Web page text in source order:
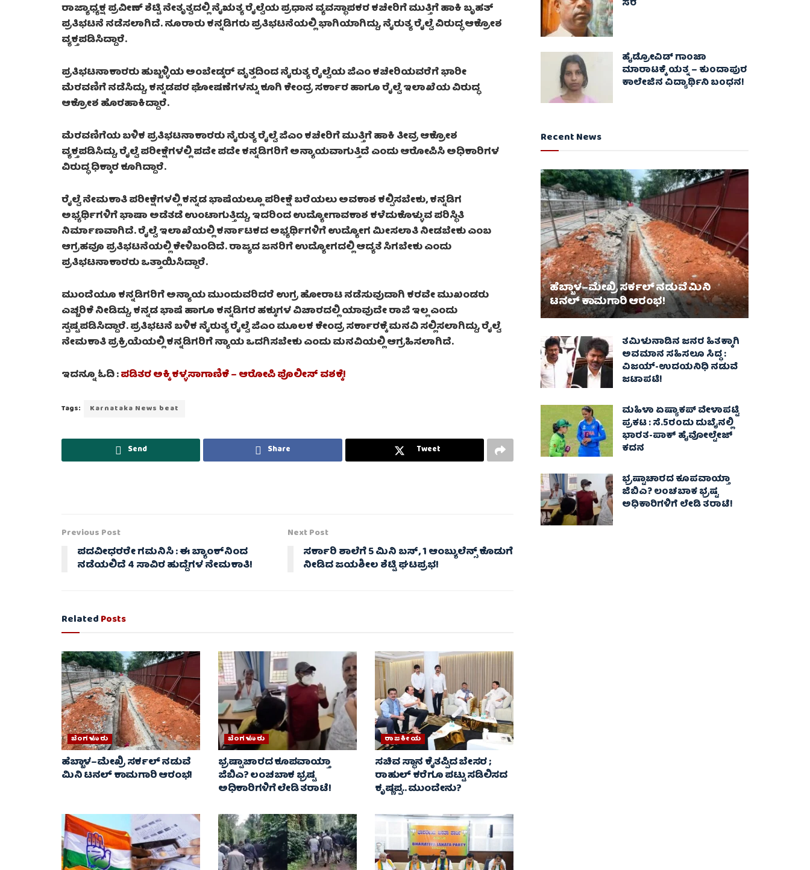
ರಾಜ್ಯಾಧ್ಯಕ್ಷ ಪ್ರವೀಣ್‌ ಶೆಟ್ಟಿ ನೇತೃತ್ವದಲ್ಲಿ ನೈಋತ್ಯ ರೈಲ್ವೆಯ ಪ್ರಧಾನ ವ್ಯವಸ್ಥಾಪಕರ ಕಚೇರಿಗೆ ಮುತ್ತಿಗೆ ಹಾಕಿ ಬೃಹತ್‌
ಪ್ರತಿಭಟನೆ ನಡೆಸಲಾಗಿದೆ. ನೂರಾರು ಕನ್ನಡಿಗರು ಪ್ರತಿಭಟನೆಯಲ್ಲಿ ಭಾಗಿಯಾಗಿದ್ದು, ನೈರುತ್ಯ ರೈಲ್ವೆ ವಿರುದ್ಧ ಆಕ್ರೋಶ
ವ್ಯಕ್ತಪಡಿಸಿದ್ದಾರೆ.
ಪ್ರತಿಭಟನಾಕಾರರು ಹುಬ್ಬಳ್ಳಿಯ ಅಂಬೇಡ್ಕರ್ ವೃತ್ತದಿಂದ ನೈರುತ್ಯ ರೈಲ್ವೆಯ ಜಿಎಂ ಕಚೇರಿಯವರೆಗೆ ಭಾರೀ
ಮೆರವಣಿಗೆ ನಡೆಸಿದ್ದು, ಕನ್ನಡಪರ ಘೋಷಣೆಗಳನ್ನು ಕೂಗಿ ಕೇಂದ್ರ ಸರ್ಕಾರ ಹಾಗೂ ರೈಲ್ವೆ ಇಲಾಖೆಯ ವಿರುದ್ಧ
ಆಕ್ರೋಶ ಹೊರಹಾಕಿದ್ದಾರೆ.
ಮೆರವಣಿಗೆಯ ಬಳಿಕ ಪ್ರತಿಭಟನಾಕಾರರು ನೈರುತ್ಯ ರೈಲ್ವೆ ಜಿಎಂ ಕಚೇರಿಗೆ ಮುತ್ತಿಗೆ ಹಾಕಿ ತೀವ್ರ ಆಕ್ರೋಶ
ವ್ಯಕ್ತಪಡಿಸಿದ್ದು, ರೈಲ್ವೆ ಪರೀಕ್ಷೆಗಳಲ್ಲಿ ಪದೇ ಪದೇ ಕನ್ನಡಿಗರಿಗೆ ಅನ್ಯಾಯವಾಗುತ್ತಿದೆ ಎಂದು ಆರೋಪಿಸಿ ಅಧಿಕಾರಿಗಳ
ವಿರುದ್ಧ ಧಿಕ್ಕಾರ ಕೂಗಿದ್ದಾರೆ.
ರೈಲ್ವೆ ನೇಮಕಾತಿ ಪರೀಕ್ಷೆಗಳಲ್ಲಿ ಕನ್ನಡ ಭಾಷೆಯಲ್ಲೂ ಪರೀಕ್ಷೆ ಬರೆಯಲು ಅವಕಾಶ ಕಲ್ಪಿಸಬೇಕು, ಕನ್ನಡಿಗ
ಅಭ್ಯರ್ಥಿಗಳಿಗೆ ಭಾಷಾ ಅಡೆತಡೆ ಉಂಟಾಗುತ್ತಿದ್ದು, ಇದರಿಂದ ಉದ್ಯೋಗಾವಕಾಶ ಕಳೆದುಕೊಳ್ಳುವ ಪರಿಸ್ಥಿತಿ
ನಿರ್ಮಾಣವಾಗಿದೆ. ರೈಲ್ವೆ ಇಲಾಖೆಯಲ್ಲಿ ಕರ್ನಾಟಕದ ಅಭ್ಯರ್ಥಿಗಳಿಗೆ ಉದ್ಯೋಗ ಮೀಸಲಾತಿ ನೀಡಬೇಕು ಎಂಬ
ಆಗ್ರಹವೂ ಪ್ರತಿಭಟನೆಯಲ್ಲಿ ಕೇಳಿಬಂದಿದೆ. ರಾಜ್ಯದ ಜನರಿಗೆ ಉದ್ಯೋಗದಲ್ಲಿ ಆದ್ಯತೆ ಸಿಗಬೇಕು ಎಂದು
ಪ್ರತಿಭಟನಾಕಾರರು ಒತ್ತಾಯಿಸಿದ್ದಾರೆ.
ಮುಂದೆಯೂ ಕನ್ನಡಿಗರಿಗೆ ಅನ್ಯಾಯ ಮುಂದುವರಿದರೆ ಉಗ್ರ ಹೋರಾಟ ನಡೆಸುವುದಾಗಿ ಕರವೇ ಮುಖಂಡರು
ಎಚ್ಚರಿಕೆ ನೀಡಿದ್ದು, ಕನ್ನಡ ಭಾಷೆ ಹಾಗೂ ಕನ್ನಡಿಗರ ಹಕ್ಕುಗಳ ವಿಚಾರದಲ್ಲಿ ಯಾವುದೇ ರಾಜಿ ಇಲ್ಲ ಎಂದು
ಸ್ಪಷ್ಟಪಡಿಸಿದ್ದಾರೆ. ಪ್ರತಿಭಟನೆ ಬಳಿಕ ನೈರುತ್ಯ ರೈಲ್ವೆ ಜಿಎಂ ಮೂಲಕ ಕೇಂದ್ರ ಸರ್ಕಾರಕ್ಕೆ ಮನವಿ ಸಲ್ಲಿಸಲಾಗಿದ್ದು, ರೈಲ್ವೆ
ನೇಮಕಾತಿ ಪ್ರಕ್ರಿಯೆಯಲ್ಲಿ ಕನ್ನಡಿಗರಿಗೆ ನ್ಯಾಯ ಒದಗಿಸಬೇಕು ಎಂದು ಮನವಿಯಲ್ಲಿ ಆಗ್ರಹಿಸಲಾಗಿದೆ.
ಇದನ್ನೂ ಓದಿ :ಪಡಿತರ ಅಕ್ಕಿ ಕಳ್ಳಸಾಗಾಣಿಕೆ – ಆರೋಪಿ ಪೊಲೀಸ್ ವಶಕ್ಕೆ!
Tags: Karnataka News beat
Send Share Tweet
Previous Post
ಪದವೀಧರರೇ ಗಮನಿಸಿ : ಈ ಬ್ಯಾಂಕ್‌ನಿಂದ
ನಡೆಯಲಿದೆ 4 ಸಾವಿರ ಹುದ್ದೆಗಳ ನೇಮಕಾತಿ!
Next Post
ಸರ್ಕಾರಿ ಶಾಲೆಗೆ 5 ಮಿನಿ ಬಸ್, 1 ಆಂಬ್ಯುಲೆನ್ಸ್ ಕೊಡುಗೆ
ನೀಡಿದ ಜಯಶೀಲ ಶೆಟ್ಟಿ ಘಟಪ್ರಭ!
RelatedPosts
ಬೆಂಗಳೂರು
ಹೆಬ್ಬಾಳ–ಮೇಖ್ರಿ ಸರ್ಕಲ್ ನಡುವೆ
ಮಿನಿ ಟನಲ್ ಕಾಮಗಾರಿ ಆರಂಭ!
ಬೆಂಗಳೂರು
ಭ್ರಷ್ಟಾಚಾರದ ಕೂಪವಾಯ್ತಾ
ಜಿಬಿಎ? ಲಂಚಬಾಕ ಭ್ರಷ್ಟ
ಅಧಿಕಾರಿಗಳಿಗೆ ಲೇಡಿ ತರಾಟೆ!
ರಾಜಕೀಯ
ಸಚಿವ ಸ್ಥಾನ ಕೈತಪ್ಪಿದ ಬೇಸರ ;
ರಾಹುಲ್ ಕರೆಗೂ ಪಟ್ಟು ಸಡಿಲಿಸದ
ಕೃಷ್ಣಪ್ಪ.. ಮುಂದೇನು?
ಸೆರೆ
ಹೈಡ್ರೋವಿಡ್ ಗಾಂಜಾ
ಮಾರಾಟಕ್ಕೆ ಯತ್ನ – ಕುಂದಾಪುರ
ಕಾಲೇಜಿನ ವಿದ್ಯಾರ್ಥಿನಿ ಬಂಧನ!
Recent News
ಹೆಬ್ಬಾಳ–ಮೇಖ್ರಿ ಸರ್ಕಲ್ ನಡುವೆ ಮಿನಿ
ಟನಲ್ ಕಾಮಗಾರಿ ಆರಂಭ!
ತಮಿಳುನಾಡಿನ ಜನರ ಹಿತಕ್ಕಾಗಿ
ಅವಮಾನ ಸಹಿಸಲೂ ಸಿದ್ಧ :
ವಿಜಯ್‌-ಉದಯನಿಧಿ ನಡುವೆ
ಜಟಾಪಟಿ!
ಮಹಿಳಾ ಏಷ್ಯಾಕಪ್ ವೇಳಾಪಟ್ಟಿ
ಪ್ರಕಟ : ಸೆ.5ರಂದು ದುಬೈನಲ್ಲಿ
ಭಾರತ-ಪಾಕ್‌ ಹೈವೋಲ್ಟೇಜ್
ಕದನ
ಭ್ರಷ್ಟಾಚಾರದ ಕೂಪವಾಯ್ತಾ
ಜಿಬಿಎ? ಲಂಚಬಾಕ ಭ್ರಷ್ಟ
ಅಧಿಕಾರಿಗಳಿಗೆ ಲೇಡಿ ತರಾಟೆ!